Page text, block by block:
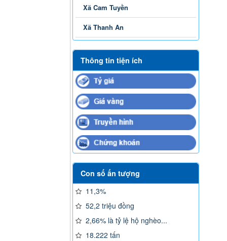
Xã Cam Tuyền
Xã Thanh An
Thông tin tiện ích
Con số ấn tượng
11,3%
52,2 triệu đồng
2,66% là tỷ lệ hộ nghèo...
18.222 tấn